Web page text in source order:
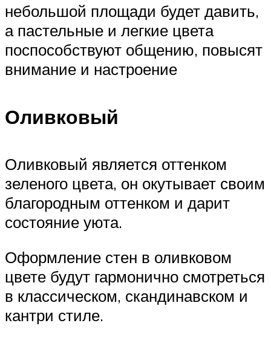
небольшой площади будет давить,
а пастельные и легкие цвета
поспособствуют общению, повысят
внимание и настроение
Оливковый
Оливковый является оттенком
зеленого цвета, он окутывает своим
благородным оттенком и дарит
состояние уюта.
Оформление стен в оливковом
цвете будут гармонично смотреться
в классическом, скандинавском и
кантри стиле.